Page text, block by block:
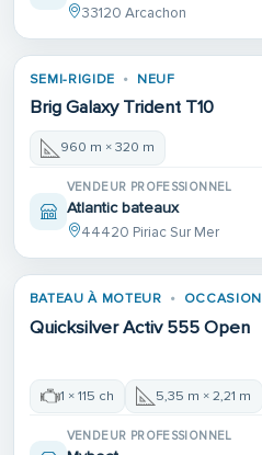
33120 Arcachon
SEMI-RIGIDE NEUF
Brig Galaxy Trident T10
960 m × 320 m
VENDEUR PROFESSIONNEL
Atlantic bateaux
44420 Piriac Sur Mer
BATEAU À MOTEUR OCCASION
Quicksilver Activ 555 Open
1 × 115 ch 5,35 m × 2,21 m
VENDEUR PROFESSIONNEL